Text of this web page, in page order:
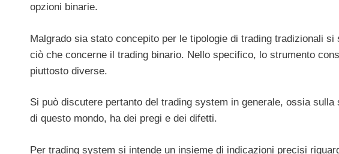
opzioni binarie.
Malgrado sia stato concepito per le tipologie di trading tradizionali
ciò che concerne il trading binario. Nello specifico, lo strumento
piuttosto diverse.
Si può discutere pertanto del trading system in generale, ossia
di questo mondo, ha dei pregi e dei difetti.
Per trading system si intende un insieme di indicazioni precisi